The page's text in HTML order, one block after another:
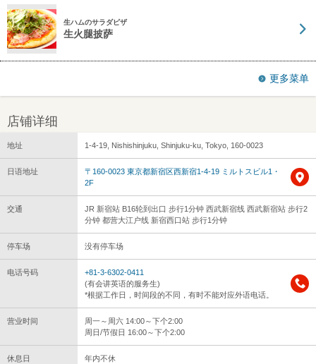
生ハムのサラダピザ
生火腿披萨
更多菜单
店铺详细
地址 1-4-19, Nishishinjuku, Shinjuku-ku, Tokyo, 160-0023
日语地址
〒160-0023 東京都新宿区西新宿1-4-19 ミルトスビル1・
2F
交通
JR 新宿站 B16轮到出口 步行1分钟 西武新宿线 西武新宿站 步行2
分钟 都营大江户线 新宿西口站 步行1分钟
停车场 没有停车场
电话号码
+81-3-6302-0411
(有会讲英语的服务生)
*根据工作日，时间段的不同，有时不能对应外语电话。
营业时间
周一～周六 14:00～下个2:00
周日/节假日 16:00～下个2:00
休息日 年内不休